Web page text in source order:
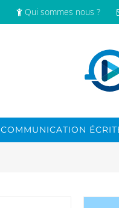
Qui sommes nous ?
COMMUNICATION